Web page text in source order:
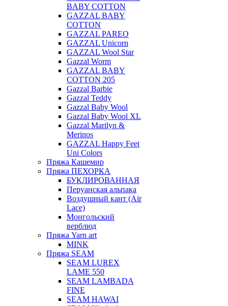
BABY COTTON
GAZZAL BABY
COTTON
GAZZAL PAREO
GAZZAL Unicorn
GAZZAL Wool Star
Gazzal Worm
GAZZAL BABY
COTTON 205
Gazzal Barbie
Gazzal Teddy
Gazzal Baby Wool
Gazzal Baby Wool XL
Gazzal Marilyn &
Merinos
GAZZAL Happy Feet
Uni Colors
Пряжа Кашемир
Пряжа ПЕХОРКА
БУКЛИРОВАННАЯ
Перуанская альпака
Воздушный кант (Air
Lace)
Монгольский
верблюд
Пряжа Yarn art
MINK
Пряжа SEAM
SEAM LUREX
LAME 550
SEAM LAMBADA
FINE
SEAM HAWAI